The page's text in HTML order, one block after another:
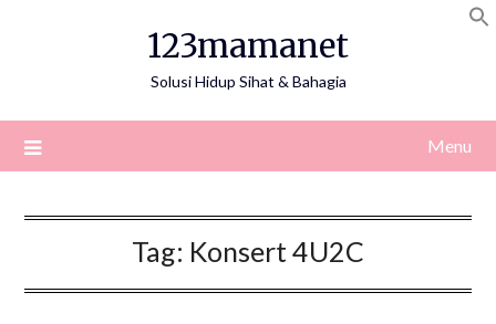
123mamanet
Solusi Hidup Sihat & Bahagia
Menu
Tag: Konsert 4U2C